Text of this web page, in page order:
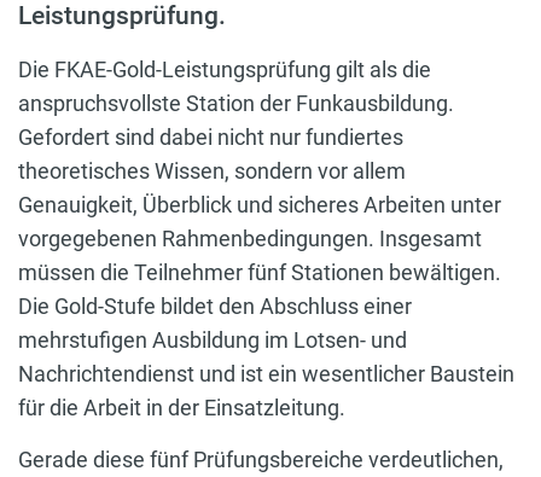
Leistungsprüfung.
Die FKAE-Gold-Leistungsprüfung gilt als die
anspruchsvollste Station der Funkausbildung.
Gefordert sind dabei nicht nur fundiertes
theoretisches Wissen, sondern vor allem
Genauigkeit, Überblick und sicheres Arbeiten unter
vorgegebenen Rahmenbedingungen. Insgesamt
müssen die Teilnehmer fünf Stationen bewältigen.
Die Gold-Stufe bildet den Abschluss einer
mehrstufigen Ausbildung im Lotsen- und
Nachrichtendienst und ist ein wesentlicher Baustein
für die Arbeit in der Einsatzleitung.
Gerade diese fünf Prüfungsbereiche verdeutlichen,